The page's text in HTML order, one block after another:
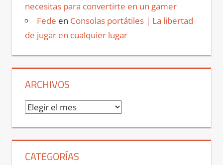
necesitas para convertirte en un gamer
Fede en Consolas portátiles | La libertad
de jugar en cualquier lugar
ARCHIVOS
Archivos
CATEGORÍAS